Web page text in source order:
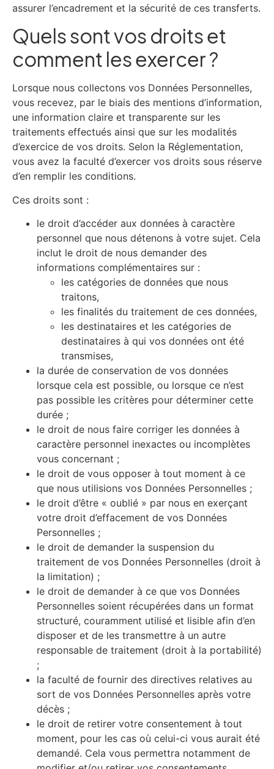
assurer l’encadrement et la sécurité de ces transferts.
Quels sont vos droits et
comment les exercer ?
Lorsque nous collectons vos Données Personnelles,
vous recevez, par le biais des mentions d’information,
une information claire et transparente sur les
traitements effectués ainsi que sur les modalités
d’exercice de vos droits. Selon la Réglementation,
vous avez la faculté d’exercer vos droits sous réserve
d’en remplir les conditions.
Ces droits sont :
le droit d’accéder aux données à caractère
personnel que nous détenons à votre sujet. Cela
inclut le droit de nous demander des
informations complémentaires sur :
les catégories de données que nous
traitons,
les finalités du traitement de ces données,
les destinataires et les catégories de
destinataires à qui vos données ont été
transmises,
la durée de conservation de vos données
lorsque cela est possible, ou lorsque ce n’est
pas possible les critères pour déterminer cette
durée ;
le droit de nous faire corriger les données à
caractère personnel inexactes ou incomplètes
vous concernant ;
le droit de vous opposer à tout moment à ce
que nous utilisions vos Données Personnelles ;
le droit d’être « oublié » par nous en exerçant
votre droit d’effacement de vos Données
Personnelles ;
le droit de demander la suspension du
traitement de vos Données Personnelles (droit à
la limitation) ;
le droit de demander à ce que vos Données
Personnelles soient récupérées dans un format
structuré, couramment utilisé et lisible afin d’en
disposer et de les transmettre à un autre
responsable de traitement (droit à la portabilité)
;
la faculté de fournir des directives relatives au
sort de vos Données Personnelles après votre
décès ;
le droit de retirer votre consentement à tout
moment, pour les cas où celui-ci vous aurait été
demandé. Cela vous permettra notamment de